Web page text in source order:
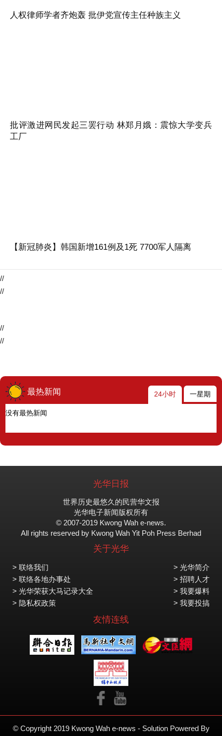
人权律师学者齐炮轰 批伊党宣传主任种族主义
批评激进网民发起三罢行动 林郑月娥：震惊大学变兵
工厂
【新冠肺炎】韩国新增161例及1死 7700军人隔离
//
//
//
//
最热新闻 24小时 一星期
没有最热新闻
光华日报
世界历史最悠久的民营华文报
光华电子新闻版权所有
© 2007-2019 Kwong Wah e-news.
All rights reserved by Kwong Wah Yit Poh Press Berhad
关于光华
> 联络我们
> 联络各地办事处
> 光华荣获大马记录大全
> 隐私权政策
> 光华简介
> 招聘人才
> 我要爆料
> 我要投搞
友情连线
© Copyright 2019 Kwong Wah e-news - Solution Powered By